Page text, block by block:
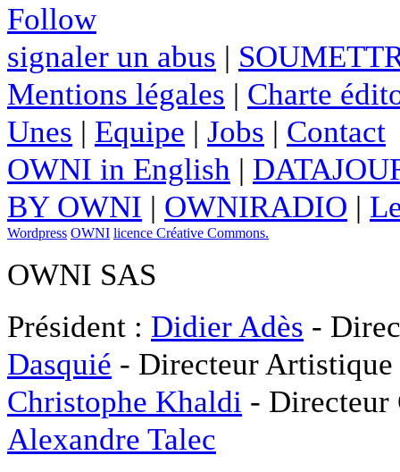
Follow
signaler un abus |
Mentions légales | Charte
Unes | Equipe | Jobs | Contact
OWNI in English |
BY OWNI | OWNIRADIO |
Wordpress OWNI licence Créative Commons.
OWNI SAS
Président : Didier Adès -
Dasquié - Directeur
Christophe Khaldi -
Alexandre Talec